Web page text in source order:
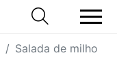
Salada de milho